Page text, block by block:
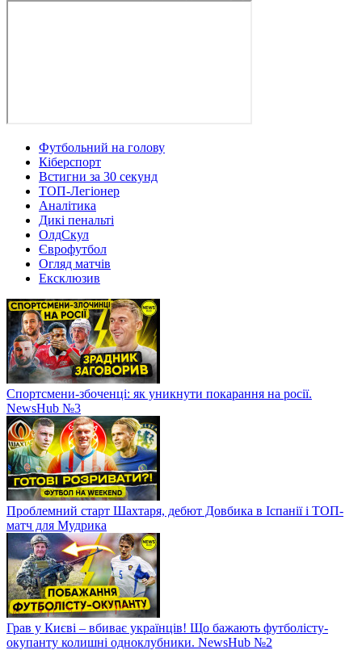
Футбольний на голову
Кіберспорт
Встигни за 30 секунд
ТОП-Легіонер
Аналітика
Дикі пенальті
ОлдСкул
Єврофутбол
Огляд матчів
Ексклюзив
Спортсмени-збоченці: як уникнути покарання на росії.
NewsHub №3
Проблемний старт Шахтаря, дебют Довбика в Іспанії і ТОП-
матч для Мудрика
Грав у Києві – вбиває українців! Що бажають футболісту-
окупанту колишні одноклубники. NewsHub №2